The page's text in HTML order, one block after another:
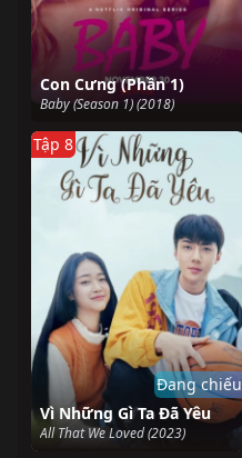
Con Cưng (Phần 1)
Baby (Season 1) (2018)
Vì Những Gì Ta Đã Yêu
All That We Loved (2023)
Tập 8
Đang chiếu